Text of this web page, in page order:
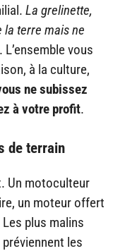
La grelinette,
la terre mais ne
. L’ensemble vous
à la culture,
ne subissez
à votre profit.
de terrain
Un motoculteur
un moteur offert
plus malins
les